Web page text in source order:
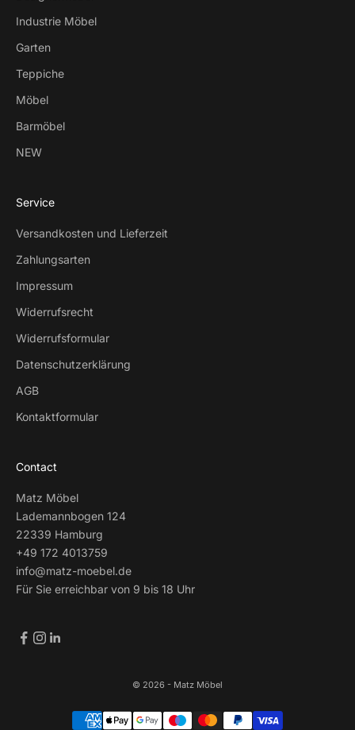
Industrie Möbel
Garten
Teppiche
Möbel
Barmöbel
NEW
Service
Versandkosten und Lieferzeit
Zahlungsarten
Impressum
Widerrufsrecht
Widerrufsformular
Datenschutzerklärung
AGB
Kontaktformular
Contact
Matz Möbel
Lademannbogen 124
22339 Hamburg
+49 172 4013759
info@matz-moebel.de
Für Sie erreichbar von 9 bis 18 Uhr
© 2026 - Matz Möbel